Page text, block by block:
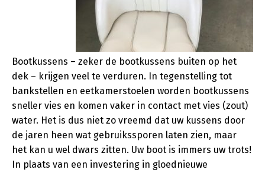
Bootkussens – zeker de bootkussens buiten op het
dek – krijgen veel te verduren. In tegenstelling tot
bankstellen en eetkamerstoelen worden bootkussens
sneller vies en komen vaker in contact met vies (zout)
water. Het is dus niet zo vreemd dat uw kussens door
de jaren heen wat gebruikssporen laten zien, maar
het kan u wel dwars zitten. Uw boot is immers uw trots!
In plaats van een investering in gloednieuwe